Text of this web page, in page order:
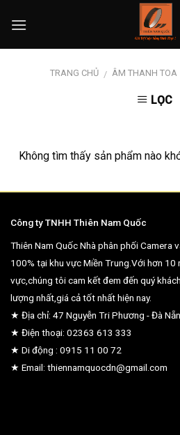
TRANG CHỦ / ÂM THANH TOA
LỌC
Không tìm thấy sản phẩm nào
Công ty TNHH Thiên Nam Quốc
Thiên Nam Quốc Nhà phân phối Camera
100% tại khu vực Miền Trung.Với hơn 10
vực,chúng tôi cam kết đem đến quý
lượng nhất,giá cả tốt nhất hiện nay.
★ Địa chỉ: 47 Nguyễn Tri Phương - Đà
★ Điện thoại: 02363 613 333
★ Di động : 0915 11 00 72
★ Email: thiennamquocdn@gmail.com